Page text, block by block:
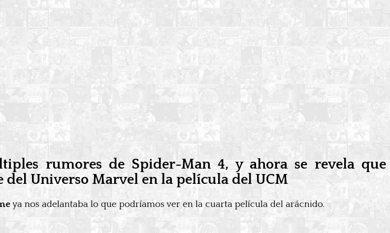
rumores de Spider-Man 4, y ahora se revela que
Universo Marvel en la película del UCM
ya nos adelantaba lo que podríamos ver en la cuarta película del arácnido.